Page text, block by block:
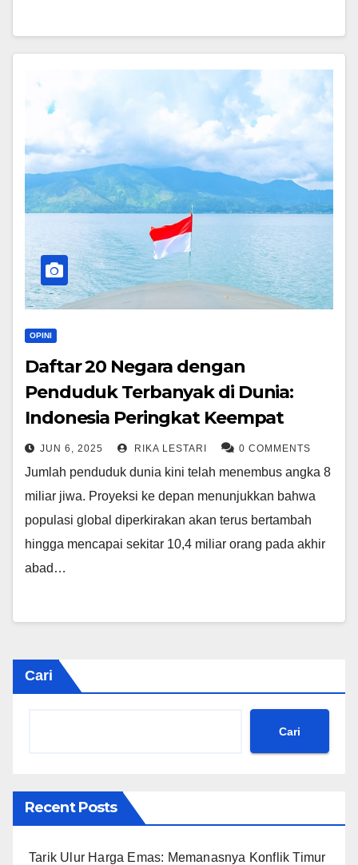
OPINI
Daftar 20 Negara dengan
Penduduk Terbanyak di Dunia:
Indonesia Peringkat Keempat
JUN 6, 2025 RIKA LESTARI 0 COMMENTS
Jumlah penduduk dunia kini telah menembus angka 8
miliar jiwa. Proyeksi ke depan menunjukkan bahwa
populasi global diperkirakan akan terus bertambah
hingga mencapai sekitar 10,4 miliar orang pada akhir
abad…
Cari
Cari
Recent Posts
Tarik Ulur Harga Emas: Memanasnya Konflik Timur